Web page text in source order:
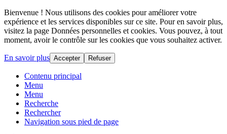
Bienvenue ! Nous utilisons des cookies pour améliorer votre
expérience et les services disponibles sur ce site. Pour en savoir plus,
visitez la page Données personnelles et cookies. Vous pouvez, à tout
moment, avoir le contrôle sur les cookies que vous souhaitez activer.
En savoir plus Accepter Refuser
Contenu principal
Menu
Menu
Recherche
Rechercher
Navigation sous pied de page